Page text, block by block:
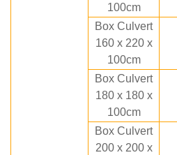
100cm
Box Culvert
160 x 220 x
100cm
Box Culvert
180 x 180 x
100cm
Box Culvert
200 x 200 x